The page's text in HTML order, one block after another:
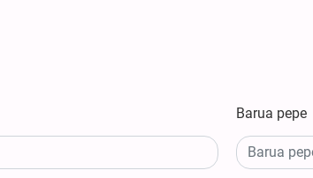
Barua pepe